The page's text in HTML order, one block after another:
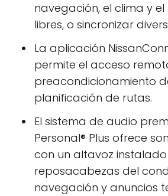
navegación, el clima y
libres, o sincronizar
La aplicación
permite el acceso
preacondicionamiento
planificación de rutas.
El sistema de audio
Personal® Plus ofrece
con un altavoz instalado
reposacabezas del
navegación y anuncios